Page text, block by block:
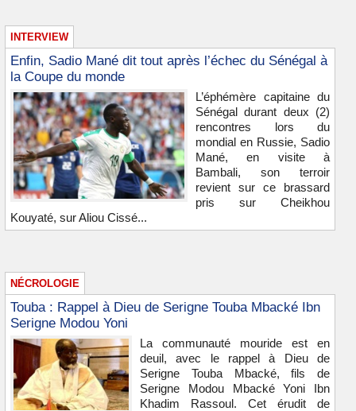
INTERVIEW
Enfin, Sadio Mané dit tout après l’échec du Sénégal à
la Coupe du monde
L’éphémère capitaine du
Sénégal durant deux (2)
rencontres lors du
mondial en Russie, Sadio
Mané, en visite à
Bambali, son terroir
revient sur ce brassard
pris sur Cheikhou
Kouyaté, sur Aliou Cissé...
NÉCROLOGIE
Touba : Rappel à Dieu de Serigne Touba Mbacké Ibn
Serigne Modou Yoni
La communauté mouride est en
deuil, avec le rappel à Dieu de
Serigne Touba Mbacké, fils de
Serigne Modou Mbacké Yoni Ibn
Khadim Rassoul. Cet érudit de